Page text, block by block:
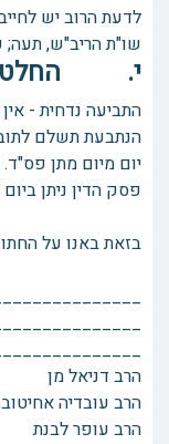
לדעת הרוב יש
שו"ת הריב"ש, תעה;
י.
התביעה נדחית -
יום מיום מתן פס"ד.
פסק הדין ניתן ביום ‏ד' טבת
בזאת באנו על
הרב דניאל מן
הרב עובדיה
הרב עופר לבנת